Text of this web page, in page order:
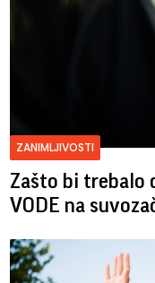
ZANIMLJIVOSTI
Zašto bi trebalo
VODE na